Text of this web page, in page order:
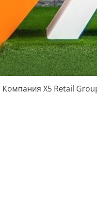
Компания X5 Retail